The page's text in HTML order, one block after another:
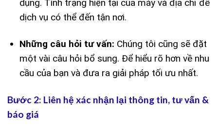
dụng. Tình trạng hiện tại của máy và địa chỉ để
dịch vụ có thể đến tận nơi.
Những câu hỏi tư vấn: Chúng tôi cũng sẽ đặt
một vài câu hỏi bổ sung. Để hiểu rõ hơn về nhu
cầu của bạn và đưa ra giải pháp tối ưu nhất.
Bước 2: Liên hệ xác nhận lại thông tin, tư vấn &
báo giá